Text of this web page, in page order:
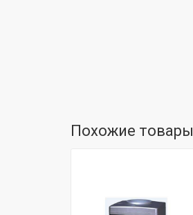
Похожие товары